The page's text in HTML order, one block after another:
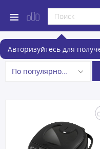
Авторизуйтесь для
Мультиварки
По популярности